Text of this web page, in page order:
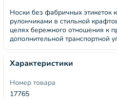
Носки без фабричных этикеток
рулончиками в стильной
целях бережного отношения к
дополнительной транспортной
Характеристики
Номер товара
17765